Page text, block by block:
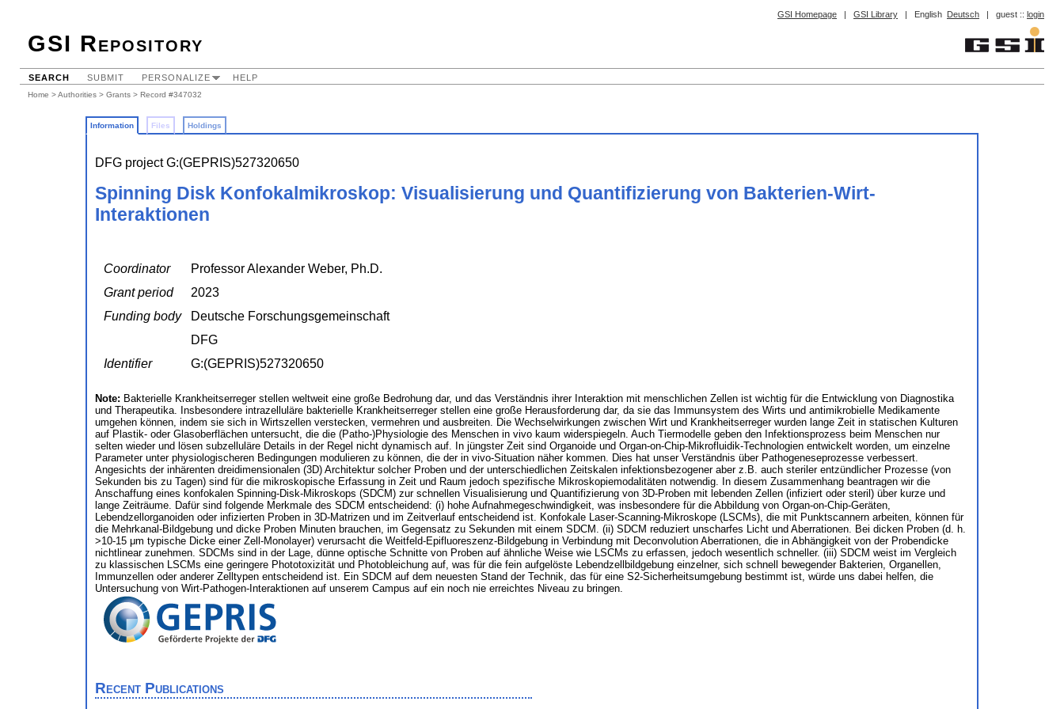
GSI Homepage | GSI Library | English Deutsch | guest :: login
GSI Repository
SEARCH SUBMIT PERSONALIZE HELP
Home >Authorities > Grants > Record #347032
Information Files Holdings
DFG project G:(GEPRIS)527320650
Spinning Disk Konfokalmikroskop: Visualisierung und Quantifizierung von Bakterien-Wirt-
Interaktionen
Coordinator
Professor Alexander Weber, Ph.D.
Grant period
2023
Funding body
Deutsche Forschungsgemeinschaft
DFG
Identifier
G:(GEPRIS)527320650
Note: Bakterielle Krankheitserreger stellen weltweit eine große Bedrohung dar, und das Verständnis ihrer Interaktion mit menschlichen Zellen ist wichtig für die Entwicklung von Diagnostika
und Therapeutika. Insbesondere intrazelluläre bakterielle Krankheitserreger stellen eine große Herausforderung dar, da sie das Immunsystem des Wirts und antimikrobielle Medikamente
umgehen können, indem sie sich in Wirtszellen verstecken, vermehren und ausbreiten. Die Wechselwirkungen zwischen Wirt und Krankheitserreger wurden lange Zeit in statischen Kulturen
auf Plastik- oder Glasoberflächen untersucht, die die (Patho-)Physiologie des Menschen in vivo kaum widerspiegeln. Auch Tiermodelle geben den Infektionsprozess beim Menschen nur
selten wieder und lösen subzelluläre Details in der Regel nicht dynamisch auf. In jüngster Zeit sind Organoide und Organ-on-Chip-Mikrofluidik-Technologien entwickelt worden, um einzelne
Parameter unter physiologischeren Bedingungen modulieren zu können, die der in vivo-Situation näher kommen. Dies hat unser Verständnis über Pathogeneseprozesse verbessert.
Angesichts der inhärenten dreidimensionalen (3D) Architektur solcher Proben und der unterschiedlichen Zeitskalen infektionsbezogener aber z.B. auch steriler entzündlicher Prozesse (von
Sekunden bis zu Tagen) sind für die mikroskopische Erfassung in Zeit und Raum jedoch spezifische Mikroskopiemodalitäten notwendig. In diesem Zusammenhang beantragen wir die
Anschaffung eines konfokalen Spinning-Disk-Mikroskops (SDCM) zur schnellen Visualisierung und Quantifizierung von 3D-Proben mit lebenden Zellen (infiziert oder steril) über kurze und
lange Zeiträume. Dafür sind folgende Merkmale des SDCM entscheidend: (i) hohe Aufnahmegeschwindigkeit, was insbesondere für die Abbildung von Organ-on-Chip-Geräten,
Lebendzellorganoiden oder infizierten Proben in 3D-Matrizen und im Zeitverlauf entscheidend ist. Konfokale Laser-Scanning-Mikroskope (LSCMs), die mit Punktscannern arbeiten, können für
die Mehrkanal-Bildgebung und dicke Proben Minuten brauchen, im Gegensatz zu Sekunden mit einem SDCM. (ii) SDCM reduziert unscharfes Licht und Aberrationen. Bei dicken Proben (d. h.
>10-15 μm typische Dicke einer Zell-Monolayer) verursacht die Weitfeld-Epifluoreszenz-Bildgebung in Verbindung mit Deconvolution Aberrationen, die in Abhängigkeit von der Probendicke
nichtlinear zunehmen. SDCMs sind in der Lage, dünne optische Schnitte von Proben auf ähnliche Weise wie LSCMs zu erfassen, jedoch wesentlich schneller. (iii) SDCM weist im Vergleich
zu klassischen LSCMs eine geringere Phototoxizität und Photobleichung auf, was für die fein aufgelöste Lebendzellbildgebung einzelner, sich schnell bewegender Bakterien, Organellen,
Immunzellen oder anderer Zelltypen entscheidend ist. Ein SDCM auf dem neuesten Stand der Technik, das für eine S2-Sicherheitsumgebung bestimmt ist, würde uns dabei helfen, die
Untersuchung von Wirt-Pathogen-Interaktionen auf unserem Campus auf ein noch nie erreichtes Niveau zu bringen.
Recent Publications